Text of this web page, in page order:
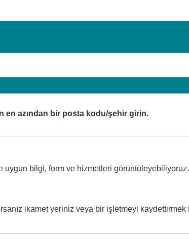
en azından bir posta kodu/şehir girin.
uygun bilgi, form ve hizmetleri görüntüleyebiliyoruz.
ikamet yeriniz veya bir işletmeyi kaydettirmek